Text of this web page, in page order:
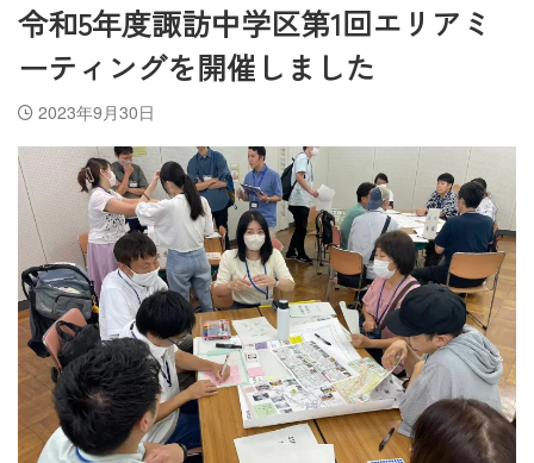
令和5年度諏訪中学区第1回エリアミ
ーティングを開催しました
2023年9月30日